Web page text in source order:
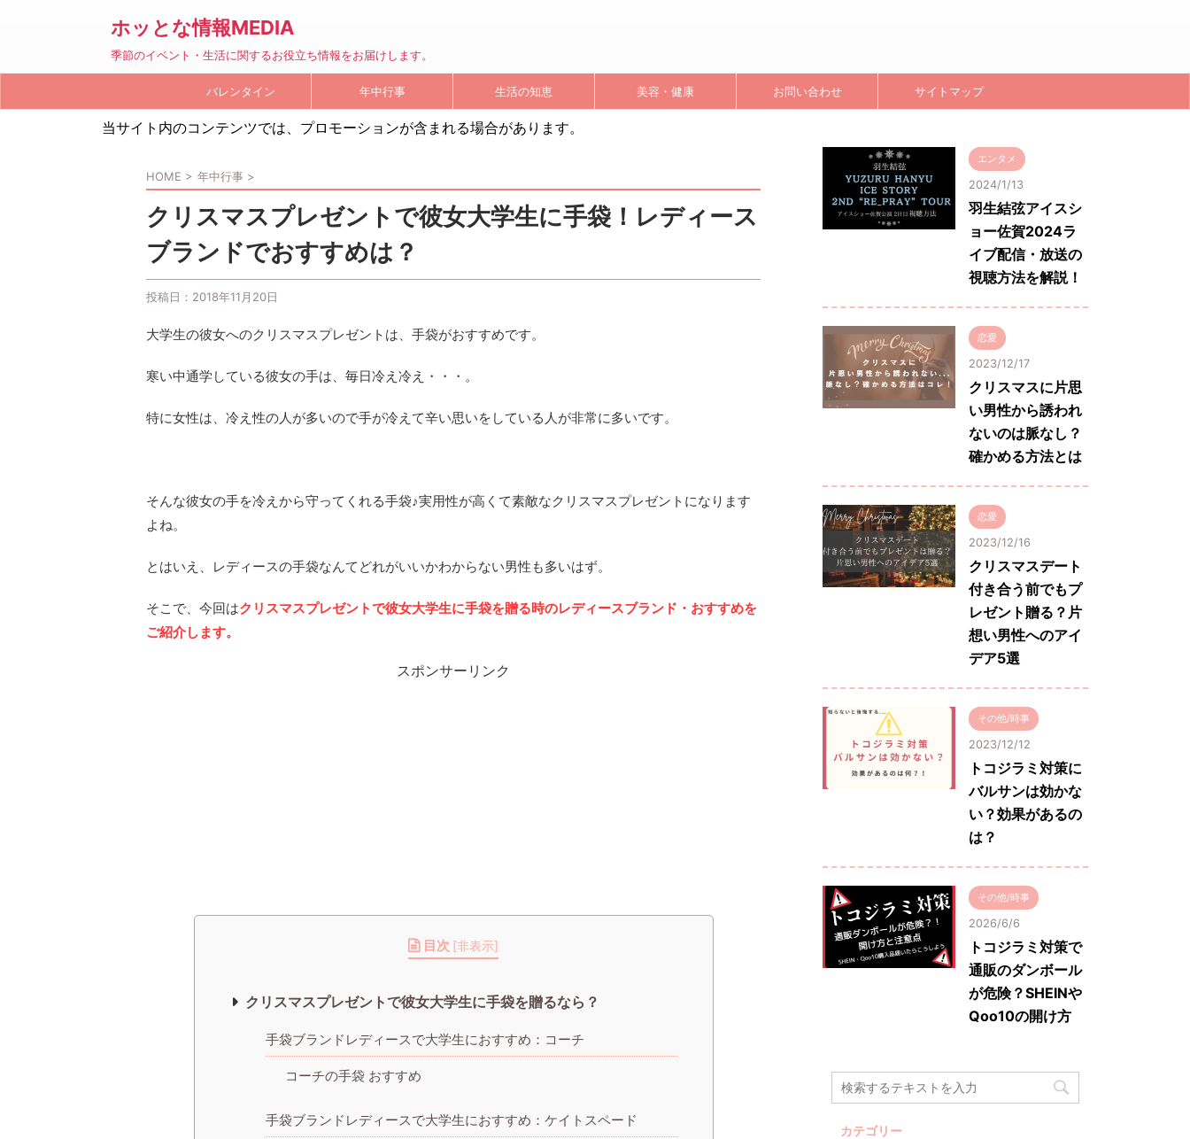
ホッとな情報MEDIA
季節のイベント・生活に関するお役立ち情報をお届けします。
バレンタイン 年中行事 生活の知恵 美容・健康 お問い合わせ サイトマップ
当サイト内のコンテンツでは、プロモーションが含まれる場合があります。
HOME > 年中行事 >
クリスマスプレゼントで彼女大学生に手袋！レディース
ブランドでおすすめは？
投稿日： 2018年11月20日
大学生の彼女へのクリスマスプレゼントは、手袋がおすすめです。
寒い中通学している彼女の手は、毎日冷え冷え・・・。
特に女性は、冷え性の人が多いので手が冷えて辛い思いをしている人が非常に多いです。
そんな彼女の手を冷えから守ってくれる手袋♪実用性が高くて素敵なクリスマスプレゼントになります
よね。
とはいえ、レディースの手袋なんてどれがいいかわからない男性も多いはず。
そこで、今回はクリスマスプレゼントで彼女大学生に手袋を贈る時のレディースブランド・おすすめを
ご紹介します。
スポンサーリンク
目次 [非表示]
クリスマスプレゼントで彼女大学生に手袋を贈るなら？
手袋ブランドレディースで大学生におすすめ：コーチ
コーチの手袋 おすすめ
手袋ブランドレディースで大学生におすすめ：ケイトスペード
エンタメ
2024/1/13
羽生結弦アイスシ
ョー佐賀2024ラ
イブ配信・放送の
視聴方法を解説！
恋愛
2023/12/17
クリスマスに片思
い男性から誘われ
ないのは脈なし？
確かめる方法とは
恋愛
2023/12/16
クリスマスデート
付き合う前でもプ
レゼント贈る？片
想い男性へのアイ
デア5選
その他/時事
2023/12/12
トコジラミ対策に
バルサンは効かな
い？効果があるの
は？
その他/時事
2026/6/6
トコジラミ対策で
通販のダンボール
が危険？SHEINや
Qoo10の開け方
カテゴリー